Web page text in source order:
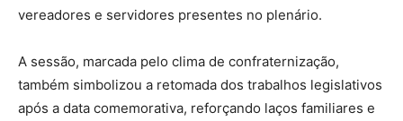
vereadores e servidores presentes no plenário.
A sessão, marcada pelo clima de confraternização,
também simbolizou a retomada dos trabalhos legislativos
após a data comemorativa, reforçando laços familiares e